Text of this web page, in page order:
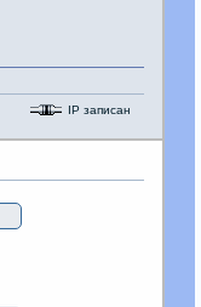
IP записан